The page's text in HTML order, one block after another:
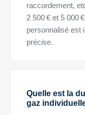
raccordement,
2 500 € et 5 000
personnalisé est
précise.
Quelle est la
gaz